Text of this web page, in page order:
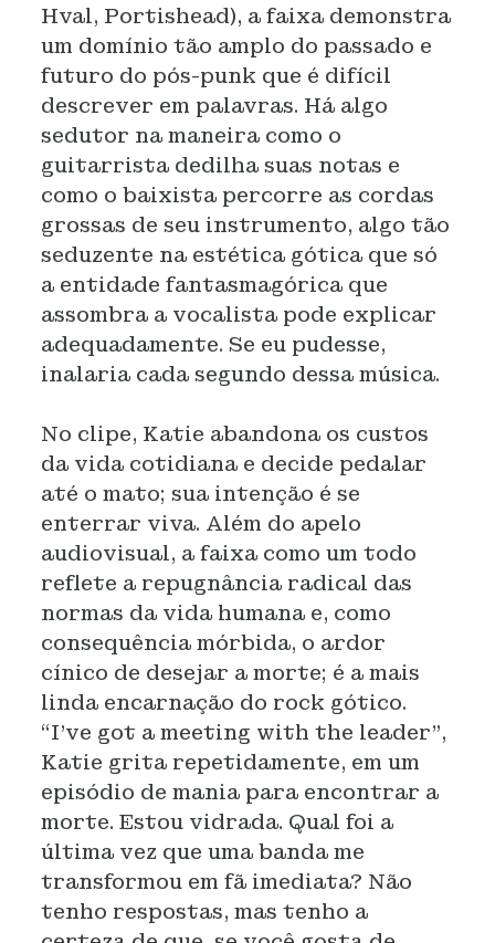
Hval, Portishead), a faixa demonstra
um domínio tão amplo do passado e
futuro do pós-punk que é difícil
descrever em palavras. Há algo
sedutor na maneira como o
guitarrista dedilha suas notas e
como o baixista percorre as cordas
grossas de seu instrumento, algo tão
seduzente na estética gótica que só
a entidade fantasmagórica que
assombra a vocalista pode explicar
adequadamente. Se eu pudesse,
inalaria cada segundo dessa música.
No clipe, Katie abandona os custos
da vida cotidiana e decide pedalar
até o mato; sua intenção é se
enterrar viva. Além do apelo
audiovisual, a faixa como um todo
reflete a repugnância radical das
normas da vida humana e, como
consequência mórbida, o ardor
cínico de desejar a morte; é a mais
linda encarnação do rock gótico.
“I’ve got a meeting with the leader”,
Katie grita repetidamente, em um
episódio de mania para encontrar a
morte. Estou vidrada. Qual foi a
última vez que uma banda me
transformou em fã imediata? Não
tenho respostas, mas tenho a